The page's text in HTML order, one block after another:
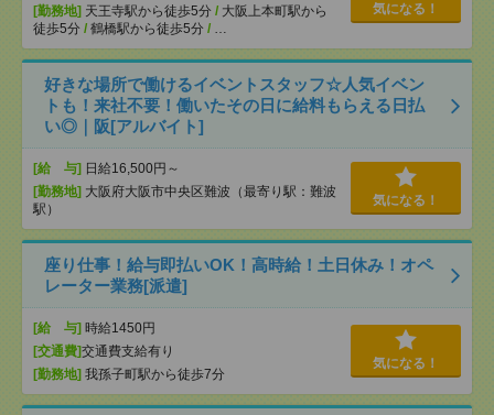
[勤務地] 天王寺駅から徒歩5分 / 大阪上本町駅から
徒歩5分 / 鶴橋駅から徒歩5分 / …
気になる！
好きな場所で働けるイベントスタッフ☆人気イベン
トも！来社不要！働いたその日に給料もらえる日払
い◎｜阪[アルバイト]
[給 与] 日給16,500円～
[勤務地] 大阪府大阪市中央区難波（最寄り駅：難波
駅）
気になる！
座り仕事！給与即払いOK！高時給！土日休み！オペ
レーター業務[派遣]
[給 与] 時給1450円
[交通費]交通費支給有り
[勤務地] 我孫子町駅から徒歩7分
気になる！